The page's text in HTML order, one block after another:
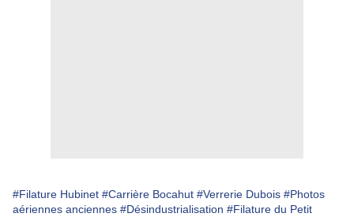
#Filature Hubinet #Carrière Bocahut #Verrerie Dubois #Photos
aériennes anciennes #Désindustrialisation #Filature du Petit